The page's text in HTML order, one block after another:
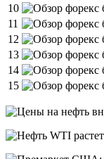
10
11
12
13
14
15